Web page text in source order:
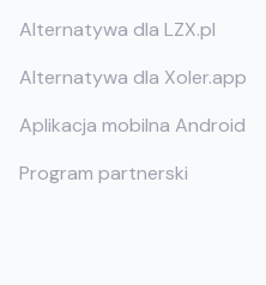
Alternatywa dla LZX.pl
Alternatywa dla Xoler.app
Aplikacja mobilna Android
Program partnerski